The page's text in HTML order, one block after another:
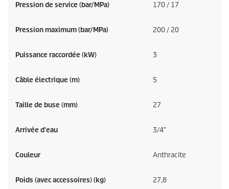
Pression de service (bar/MPa) 170 / 17
Pression maximum (bar/MPa) 200 / 20
Puissance raccordée (kW) 3
Câble électrique (m) 5
Taille de buse (mm) 27
Arrivée d'eau 3/4″
Couleur Anthracite
Poids (avec accessoires) (kg) 27,8